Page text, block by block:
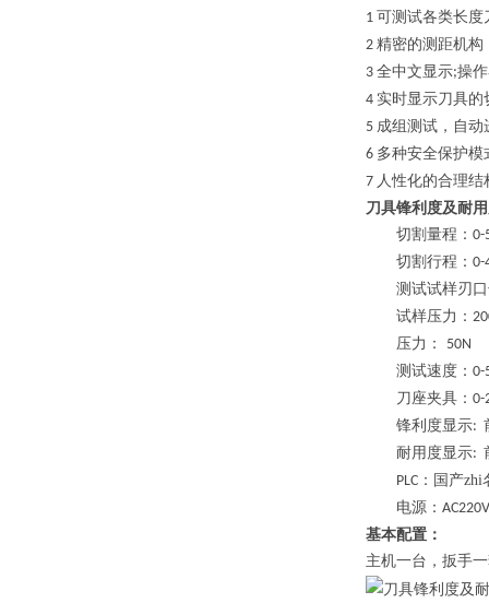
1 可测试各类长度
2 精密的测距机构
3 全中文显示;操
4 实时显示刀具的
5 成组测试，自
6 多种安全保护
7 人性化的合理
刀具锋利度及耐
切割量程： 0-
切割行程： 0-
测试试样刃
试样压力：
压力： 50N
测试速度： 0-
刀座夹具： 0-
锋利度显示:
耐用度显示:
PLC ：国产zhi
电源：
基本配置：
主机一台，扳手